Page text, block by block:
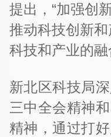
提出，“加强创
推动科技创新
科技和产业的融
新北区科技局
三中全会精神
精神，通过打